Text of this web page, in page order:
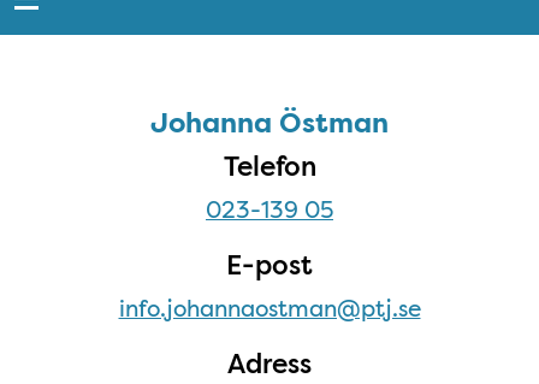
Johanna ÖstmanJohanna Östman
Telefon
023-139 05
E-post
info.johannaostman@ptj.se
Adress